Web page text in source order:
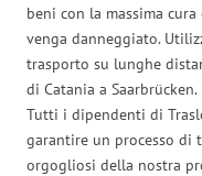
beni con la massima
venga danneggiato.
trasporto su lunghe
di Catania a Saarbrücken.
Tutti i dipendenti di
garantire un processo di
orgogliosi della nostra